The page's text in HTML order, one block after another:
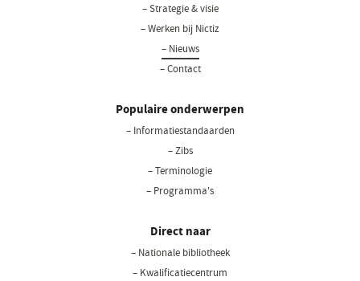
– Strategie & visie
– Werken bij Nictiz
– Nieuws
– Contact
Populaire onderwerpen
– Informatiestandaarden
– Zibs
– Terminologie
– Programma's
Direct naar
– Nationale bibliotheek
– Kwalificatiecentrum